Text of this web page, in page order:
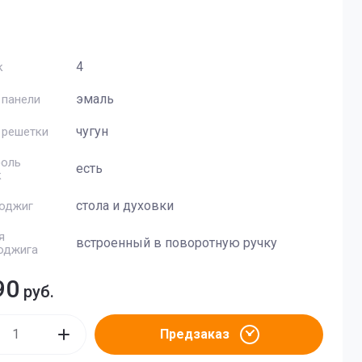
обуви
4
эмаль
чугун
есть
стола и духовки
встроенный в поворотную ручку
руб.
Предзаказ